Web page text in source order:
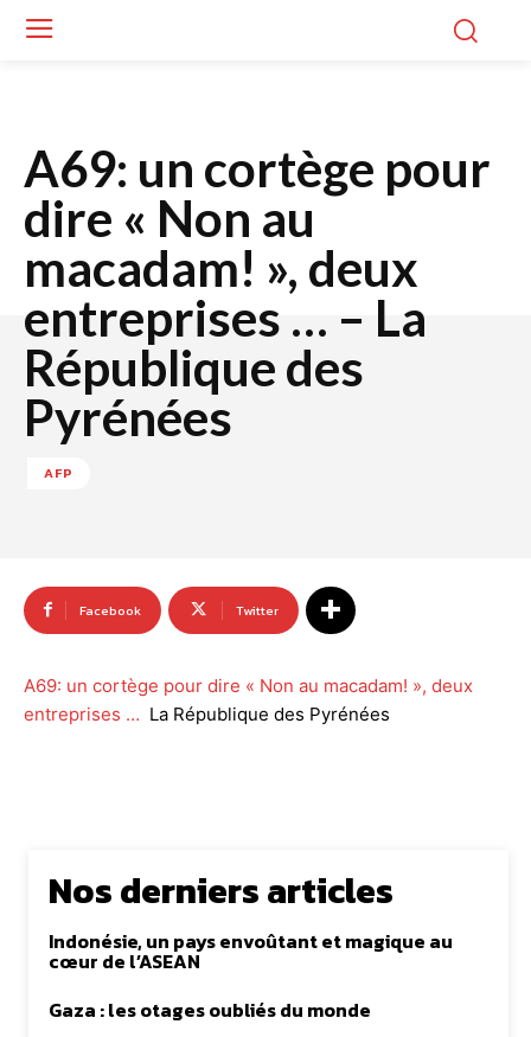
A69: un cortège pour
dire « Non au
macadam! », deux
entreprises … – La
République des
Pyrénées
AFP
Facebook Twitter
A69: un cortège pour dire « Non au macadam! », deux
entreprises … La République des Pyrénées
Nos derniers articles
Indonésie, un pays envoûtant et magique au
cœur de l’ASEAN
Gaza : les otages oubliés du monde